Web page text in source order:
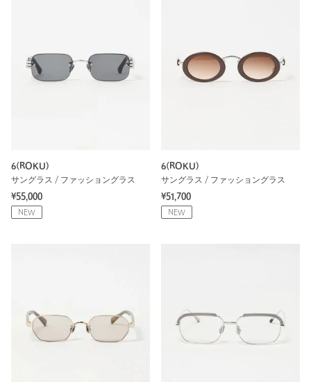
6(ROKU)
サングラス / ファッショングラス
¥55,000
NEW
6(ROKU)
サングラス / ファッショングラス
¥51,700
NEW